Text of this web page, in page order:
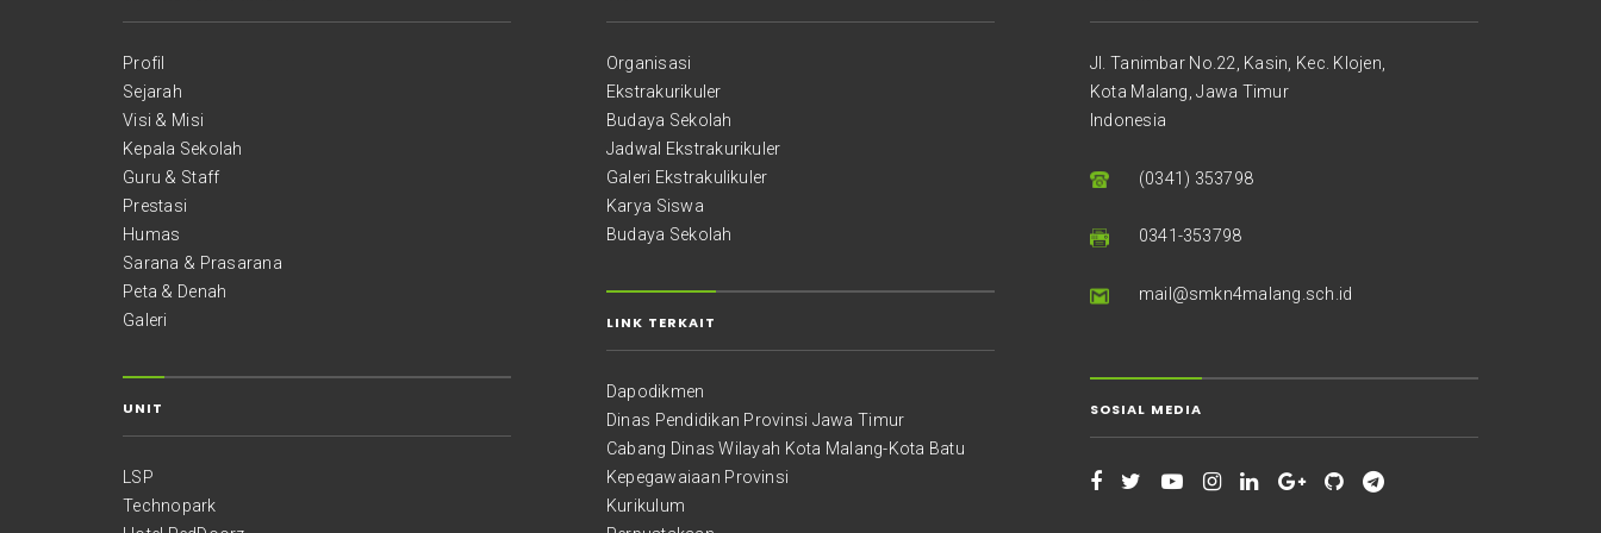
Profil
Sejarah
Visi & Misi
Kepala Sekolah
Guru & Staff
Prestasi
Humas
Sarana & Prasarana
Peta & Denah
Galeri
UNIT
LSP
Technopark
Organisasi
Ekstrakurikuler
Budaya Sekolah
Jadwal Ekstrakurikuler
Galeri Ekstrakulikuler
Karya Siswa
Budaya Sekolah
LINK TERKAIT
Dapodikmen
Dinas Pendidikan Provinsi Jawa Timur
Cabang Dinas Wilayah Kota Malang-Kota Batu
Kepegawaiaan Provinsi
Kurikulum
Jl. Tanimbar No.22, Kasin, Kec. Klojen,
Kota Malang, Jawa Timur
Indonesia
(0341) 353798
0341-353798
mail@smkn4malang.sch.id
SOSIAL MEDIA